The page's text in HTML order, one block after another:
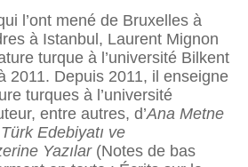
l’ont mené de Bruxelles à
à Istanbul, Laurent Mignon
turque à l’université Bilkent
2011. Depuis 2011, il enseigne
turques à l’université
entre autres, d’Ana Metne
Edebiyatı ve
Yazılar (Notes de bas